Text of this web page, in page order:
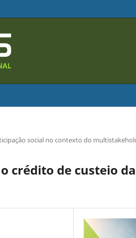
social no contexto do
crédito de custeio